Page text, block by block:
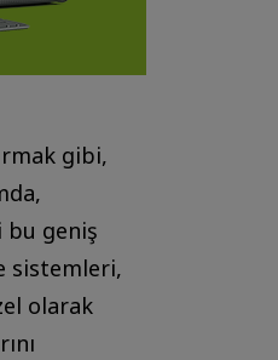
gibi,
bu geniş
sistemleri,
olarak